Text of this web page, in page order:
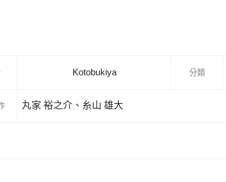
Kotobukiya 分類
丸家 裕之介、糸山 雄大